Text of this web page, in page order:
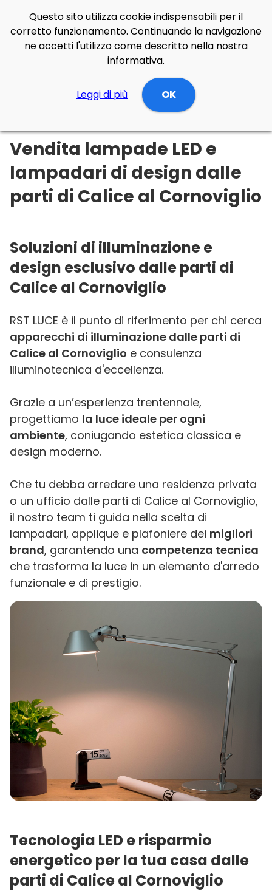
Illuminazione Online Liguria
La spezia
Vendita lampade LED e
lampadari di design dalle
parti di Calice al Cornoviglio
Soluzioni di illuminazione e
design esclusivo dalle parti di
Calice al Cornoviglio
RST LUCE è il punto di riferimento per chi cerca
apparecchi di illuminazione dalle parti di
Calice al Cornoviglio e consulenza
illuminotecnica d'eccellenza.
Grazie a un’esperienza trentennale,
progettiamo la luce ideale per ogni
ambiente, coniugando estetica classica e
design moderno.
Che tu debba arredare una residenza privata
o un ufficio dalle parti di Calice al Cornoviglio,
il nostro team ti guida nella scelta di
lampadari, applique e plafoniere dei migliori
brand, garantendo una competenza tecnica
che trasforma la luce in un elemento d'arredo
funzionale e di prestigio.
Tecnologia LED e risparmio
energetico per la tua casa dalle
parti di Calice al Cornoviglio
Questo sito utilizza cookie indispensabili per il
corretto funzionamento. Continuando la navigazione
ne accetti l'utilizzo come descritto nella nostra
informativa.
Leggi di più OK